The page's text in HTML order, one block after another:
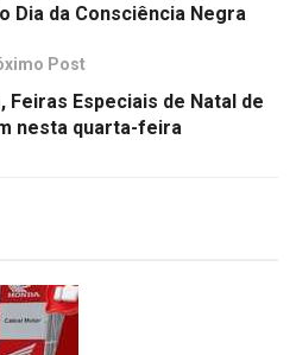
Dia da Consciência Negra
Post
Feiras Especiais de Natal de
nesta quarta-feira